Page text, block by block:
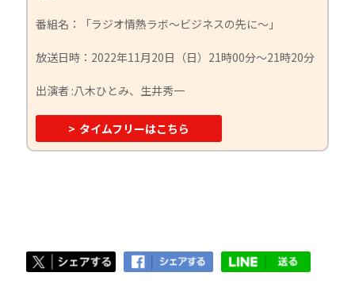
番組名：「ラジオ情熱ラボ～ビジネスの先に～」
放送日時：2022年11月20日（日）21時00分～21時20分
出演者 :八木ひとみ、生井秀一
> タイムフリーはこちら